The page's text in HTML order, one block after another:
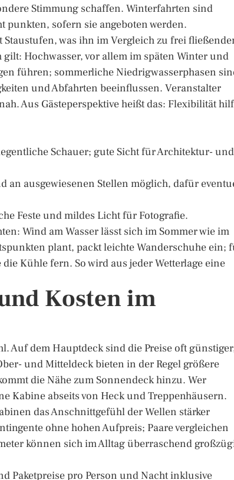
Stimmung schaffen. Winterfahrten sind
sofern sie angeboten werden.
was ihn im Vergleich zu frei
Hochwasser, vor allem im späten Winter und
führen; sommerliche Niedrigwasserphasen
und Abfahrten beeinflussen. Veranstalter
Aus Gästeperspektive heißt das: Flexibilität
Schauer; gute Sicht für Architektur- und
an ausgewiesenen Stellen möglich, dafür
Feste und mildes Licht für Fotografie.
Wind am Wasser lässt sich im Sommer wie im
plant, packt leichte Wanderschuhe ein;
Kühle fern. So wird aus jeder Wetterlage eine
Kosten im
Auf dem Hauptdeck sind die Preise oft
und Mitteldeck bieten in der Regel größere
die Nähe zum Sonnendeck hinzu. Wer
Kabine abseits von Heck und Treppenhäusern.
das Anschnittgefühl der Wellen stärker
ohne hohen Aufpreis; Paare vergleichen
können sich im Alltag überraschend
Paketpreise pro Person und Nacht inklusive